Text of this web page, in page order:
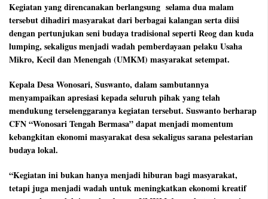
Kegiatan yang direncanakan berlangsung selama dua malam
tersebut dihadiri masyarakat dari berbagai kalangan serta diisi
dengan pertunjukan seni budaya tradisional seperti Reog dan kuda
lumping, sekaligus menjadi wadah pemberdayaan pelaku Usaha
Mikro, Kecil dan Menengah (UMKM) masyarakat setempat.
Kepala Desa Wonosari, Suswanto, dalam sambutannya
menyampaikan apresiasi kepada seluruh pihak yang telah
mendukung terselenggaranya kegiatan tersebut. Suswanto berharap
CFN “Wonosari Tengah Bermasa” dapat menjadi momentum
kebangkitan ekonomi masyarakat desa sekaligus sarana pelestarian
budaya lokal.
“Kegiatan ini bukan hanya menjadi hiburan bagi masyarakat,
tetapi juga menjadi wadah untuk meningkatkan ekonomi kreatif